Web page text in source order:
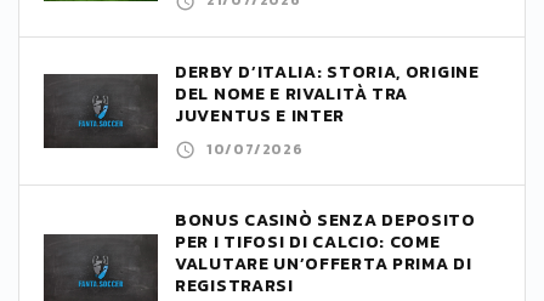
DERBY D’ITALIA: STORIA, ORIGINE
DEL NOME E RIVALITÀ TRA
JUVENTUS E INTER
10/07/2026
BONUS CASINÒ SENZA DEPOSITO
PER I TIFOSI DI CALCIO: COME
VALUTARE UN’OFFERTA PRIMA DI
REGISTRARSI